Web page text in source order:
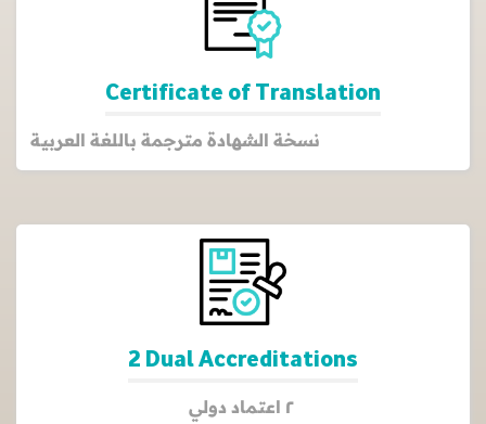
Certificate of Translation
نسخة الشهادة مترجمة باللغة العربية
2 Dual Accreditations
٢ اعتماد دولي